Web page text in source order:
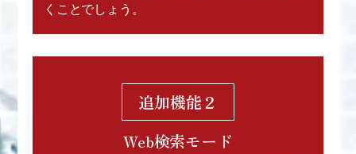
くことでしょう。
追加機能２
Web検索モード